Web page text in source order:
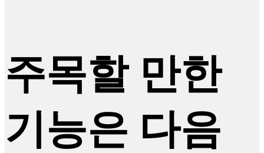
주목할 만한
기능은 다음